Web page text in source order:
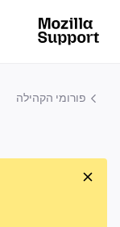
פורומי הקהילה